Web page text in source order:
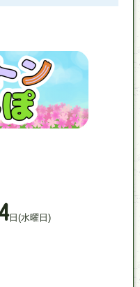
日(水曜日)